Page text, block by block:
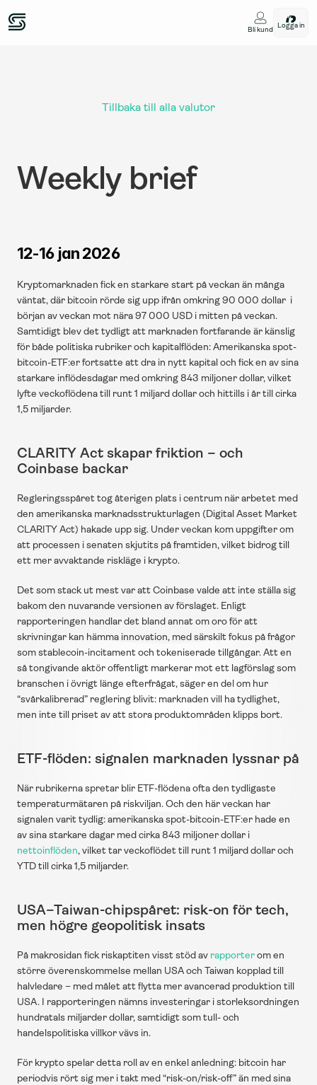
Bli kund
Logga in
Tillbaka till alla valutor
Weekly brief
12-16 jan 2026
Kryptomarknaden fick en starkare start på veckan än många
väntat, där bitcoin rörde sig upp ifrån omkring 90 000 dollar  i
början av veckan mot nära 97 000 USD i mitten på veckan.
Samtidigt blev det tydligt att marknaden fortfarande är känslig
för både politiska rubriker och kapitalflöden: Amerikanska spot-
bitcoin-ETF:er fortsatte att dra in nytt kapital och fick en av sina
starkare inflödesdagar med omkring 843 miljoner dollar, vilket
lyfte veckoflödena till runt 1 miljard dollar och hittills i år till cirka
1,5 miljarder.
CLARITY Act skapar friktion – och
Coinbase backar
Regleringsspåret tog återigen plats i centrum när arbetet med
den amerikanska marknadsstrukturlagen (Digital Asset Market
CLARITY Act) hakade upp sig. Under veckan kom uppgifter om
att processen i senaten skjutits på framtiden, vilket bidrog till
ett mer avvaktande riskläge i krypto.
Det som stack ut mest var att Coinbase valde att inte ställa sig
bakom den nuvarande versionen av förslaget. Enligt
rapporteringen handlar det bland annat om oro för att
skrivningar kan hämma innovation, med särskilt fokus på frågor
som stablecoin-incitament och tokeniserade tillgångar. Att en
så tongivande aktör offentligt markerar mot ett lagförslag som
branschen i övrigt länge efterfrågat, säger en del om hur
“svårkalibrerad” reglering blivit: marknaden vill ha tydlighet,
men inte till priset av att stora produktområden klipps bort.
ETF-flöden: signalen marknaden lyssnar på
När rubrikerna spretar blir ETF-flödena ofta den tydligaste
temperaturmätaren på riskviljan. Och den här veckan har
signalen varit tydlig: amerikanska spot-bitcoin-ETF:er hade en
nettoinflöden, vilket tar veckoflödet till runt 1 miljard dollar och
YTD till cirka 1,5 miljarder.
USA–Taiwan-chipspåret: risk-on för tech,
men högre geopolitisk insats
På makrosidan fick riskaptiten visst stöd av rapporter om en
större överenskommelse mellan USA och Taiwan kopplad till
halvledare – med målet att flytta mer avancerad produktion till
USA. I rapporteringen nämns investeringar i storleksordningen
hundratals miljarder dollar, samtidigt som tull- och
handelspolitiska villkor vävs in.
För krypto spelar detta roll av en enkel anledning: bitcoin har
periodvis rört sig mer i takt med “risk-on/risk-off” än med sina